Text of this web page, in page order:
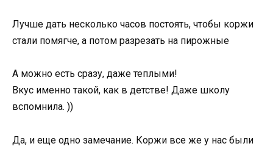
Лучше дать несколько часов постоять, чтобы коржи
стали помягче, а потом разрезать на пирожные
А можно есть сразу, даже теплыми!
Вкус именно такой, как в детстве! Даже школу
вспомнила. ))
Да, и еще одно замечание. Коржи все же у нас были